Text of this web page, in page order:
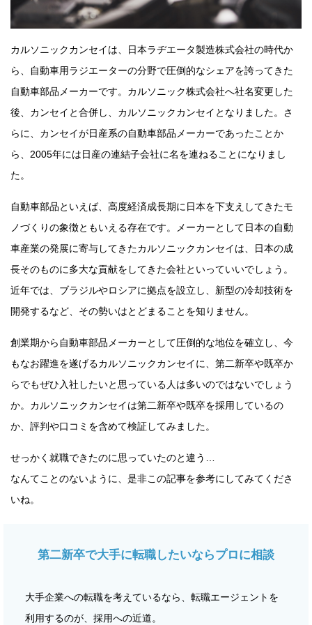
カルソニックカンセイは、日本ラヂエータ製造株式会社の時代か
ら、自動車用ラジエーターの分野で圧倒的なシェアを誇ってきた
自動車部品メーカーです。カルソニック株式会社へ社名変更した
後、カンセイと合併し、カルソニックカンセイとなりました。さ
らに、カンセイが日産系の自動車部品メーカーであったことか
ら、2005年には日産の連結子会社に名を連ねることになりまし
た。
自動車部品といえば、高度経済成長期に日本を下支えしてきたモ
ノづくりの象徴ともいえる存在です。メーカーとして日本の自動
車産業の発展に寄与してきたカルソニックカンセイは、日本の成
長そのものに多大な貢献をしてきた会社といっていいでしょう。
近年では、ブラジルやロシアに拠点を設立し、新型の冷却技術を
開発するなど、その勢いはとどまることを知りません。
創業期から自動車部品メーカーとして圧倒的な地位を確立し、今
もなお躍進を遂げるカルソニックカンセイに、第二新卒や既卒か
らでもぜひ入社したいと思っている人は多いのではないでしょう
か。カルソニックカンセイは第二新卒や既卒を採用しているの
か、評判や口コミを含めて検証してみました。
せっかく就職できたのに思っていたのと違う…
なんてことのないように、是非この記事を参考にしてみてくださ
いね。
第二新卒で大手に転職したいならプロに相談
大手企業への転職を考えているなら、転職エージェントを
利用するのが、採用への近道。